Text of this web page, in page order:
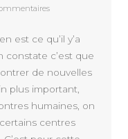
est ce qu’il y’a
constate c’est que
de nouvelles
plus important,
humaines, on
centres